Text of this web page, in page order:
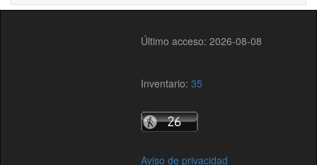
Último acceso: 2026-08-08
Inventario:35
Aviso de privacidad